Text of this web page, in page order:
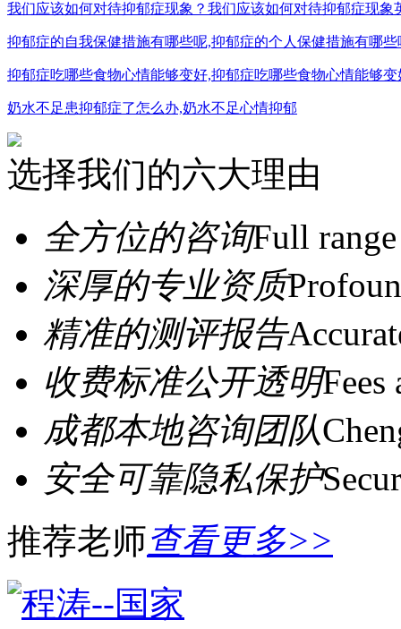
我们应该如何对待抑郁症现象？我们应该如何对待抑郁症现象
抑郁症的自我保健措施有哪些呢,抑郁症的个人保健措施有哪些
抑郁症吃哪些食物心情能够变好,抑郁症吃哪些食物心情能够变
奶水不足患抑郁症了怎么办,奶水不足心情抑郁
选择我们的六大理由
全方位的咨询Full
深厚的专业资质
精准的测评报告
收费标准公开透明Fees
成都本地咨询团队
安全可靠隐私保护
推荐老师查看更多>>